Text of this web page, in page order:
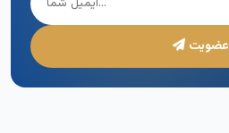
عضویت